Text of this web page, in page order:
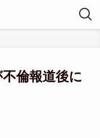
倫報道後に